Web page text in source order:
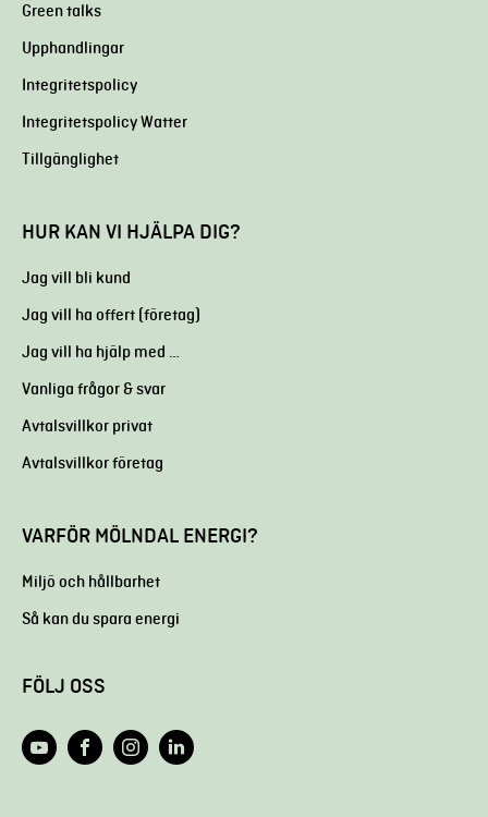
Green talks
Upphandlingar
Integritetspolicy
Integritetspolicy Watter
Tillgänglighet
HUR KAN VI HJÄLPA DIG?
Jag vill bli kund
Jag vill ha offert (företag)
Jag vill ha hjälp med …
Vanliga frågor & svar
Avtalsvillkor privat
Avtalsvillkor företag
VARFÖR MÖLNDAL ENERGI?
Miljö och hållbarhet
Så kan du spara energi
FÖLJ OSS